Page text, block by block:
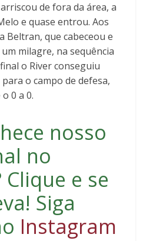
de fora da área, a
e quase entrou. Aos
Beltran, que cabeceou e
milagre, na sequência
o River conseguiu
o campo de defesa,
0 a 0.
nosso
no
Clique e se
! Siga
Instagram